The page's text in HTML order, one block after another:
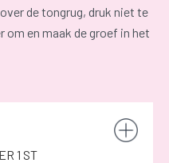
de tongrug, druk niet te
om en maak de groef in het